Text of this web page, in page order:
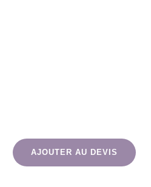
AJOUTER AU DEVIS